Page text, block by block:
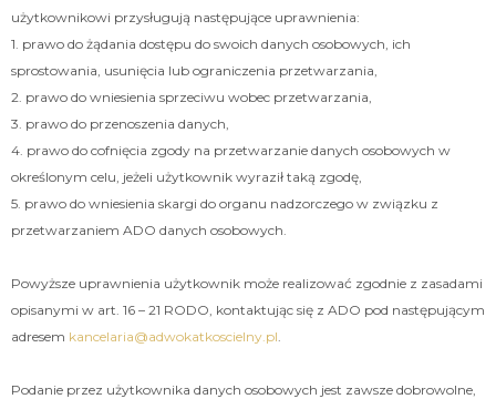
użytkownikowi przysługują następujące uprawnienia:
1. prawo do żądania dostępu do swoich danych osobowych, ich
sprostowania, usunięcia lub ograniczenia przetwarzania,
2. prawo do wniesienia sprzeciwu wobec przetwarzania,
3. prawo do przenoszenia danych,
4. prawo do cofnięcia zgody na przetwarzanie danych osobowych w
określonym celu, jeżeli użytkownik wyraził taką zgodę,
5. prawo do wniesienia skargi do organu nadzorczego w związku z
przetwarzaniem ADO danych osobowych.
Powyższe uprawnienia użytkownik może realizować zgodnie z zasadami
opisanymi w art. 16 – 21 RODO, kontaktując się z ADO pod następującym
adresem kancelaria@adwokatkoscielny.pl.
Podanie przez użytkownika danych osobowych jest zawsze dobrowolne,